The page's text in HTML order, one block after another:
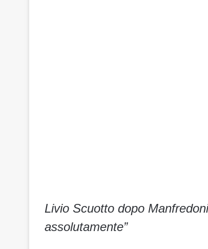
Livio Scuotto dopo
assolutamente”